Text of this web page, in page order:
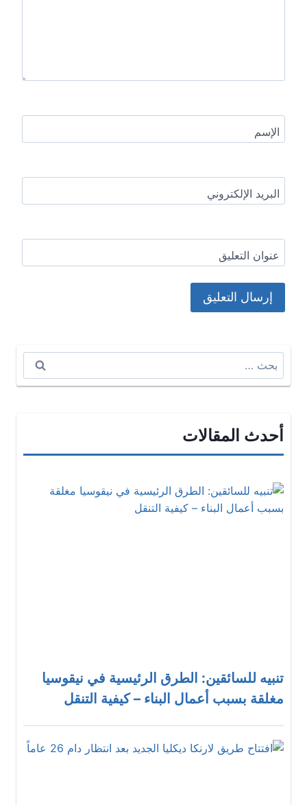
الإسم
البريد الإلكتروني
عنوان التعليق
عن:
أحدث المقالات
تنبيه للسائقين: الطرق الرئيسية في نيقوسيا
مغلقة بسبب أعمال البناء – كيفية التنقل